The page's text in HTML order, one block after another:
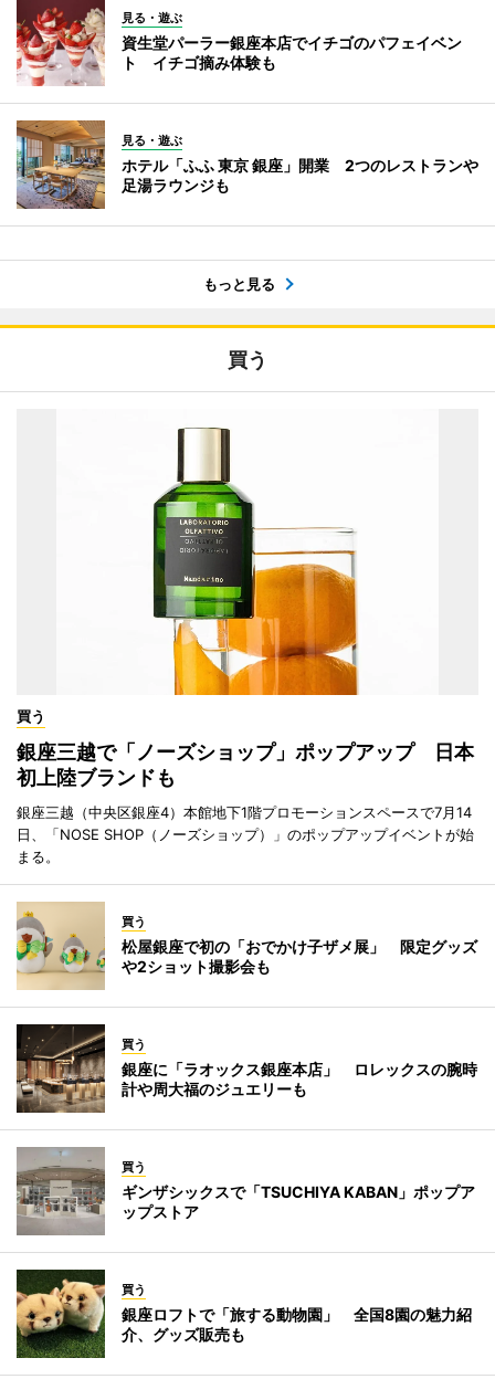
見る・遊ぶ
資生堂パーラー銀座本店でイチゴのパフェイベン
ト イチゴ摘み体験も
見る・遊ぶ
ホテル「ふふ 東京 銀座」開業 2つのレストランや
足湯ラウンジも
もっと見る
買う
買う
銀座三越で「ノーズショップ」ポップアップ 日本
初上陸ブランドも
銀座三越（中央区銀座4）本館地下1階プロモーションスペースで7月14
日、「NOSE SHOP（ノーズショップ）」のポップアップイベントが始
まる。
買う
松屋銀座で初の「おでかけ子ザメ展」 限定グッズ
や2ショット撮影会も
買う
銀座に「ラオックス銀座本店」 ロレックスの腕時
計や周大福のジュエリーも
買う
ギンザシックスで「TSUCHIYA KABAN」ポップア
ップストア
買う
銀座ロフトで「旅する動物園」 全国8園の魅力紹
介、グッズ販売も